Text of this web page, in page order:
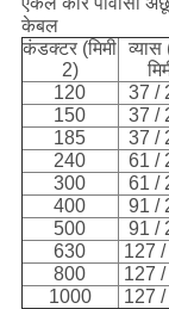
केबल
कंडक्टर (मिमी
2)
व्यास
120
37 /
150
37 /
185
37 /
240
61 /
300
61 /
400
91 /
500
91 /
630
127
800
127
1000
127